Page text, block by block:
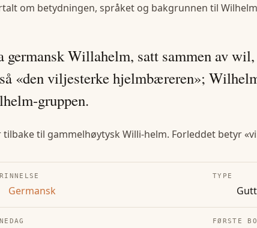
om betydningen, språket og bakgrunnen til Wilhelm
germansk Willahelm, satt sammen av
«den viljesterke hjelmbæreren»;
gruppen.
tilbake til gammelhøytysk Willi-helm. Forleddet betyr
Germansk
TYPE
FØRSTE